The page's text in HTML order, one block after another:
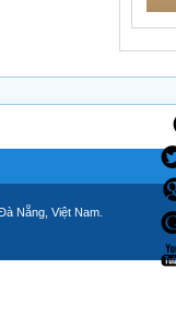
Nẵng, Việt Nam.